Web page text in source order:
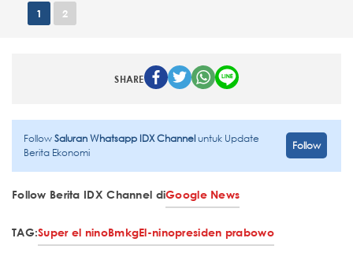
1 2
SHARE
FollowSaluran Whatsapp IDX Channeluntuk Update
Berita Ekonomi
Follow
Follow Berita IDX Channel diGoogle News
TAG:Super el ninoBmkgEl-ninopresiden prabowo